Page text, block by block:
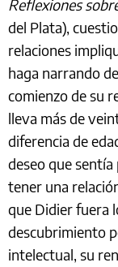
Reflexiones
del Plata),
relaciones
haga narrando
comienzo de su
lleva más de
diferencia de
deseo que
tener una
que Didier fuera
descubrimiento
intelectual, su